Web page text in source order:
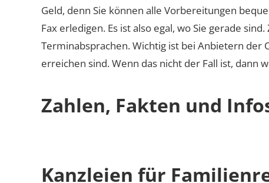
Geld, denn Sie können alle Vorbereitungen
Fax erledigen. Es ist also egal, wo Sie gerade
Terminabsprachen. Wichtig ist bei Anbietern der
erreichen sind. Wenn das nicht der Fall ist, dann
Zahlen, Fakten und
Kanzleien für